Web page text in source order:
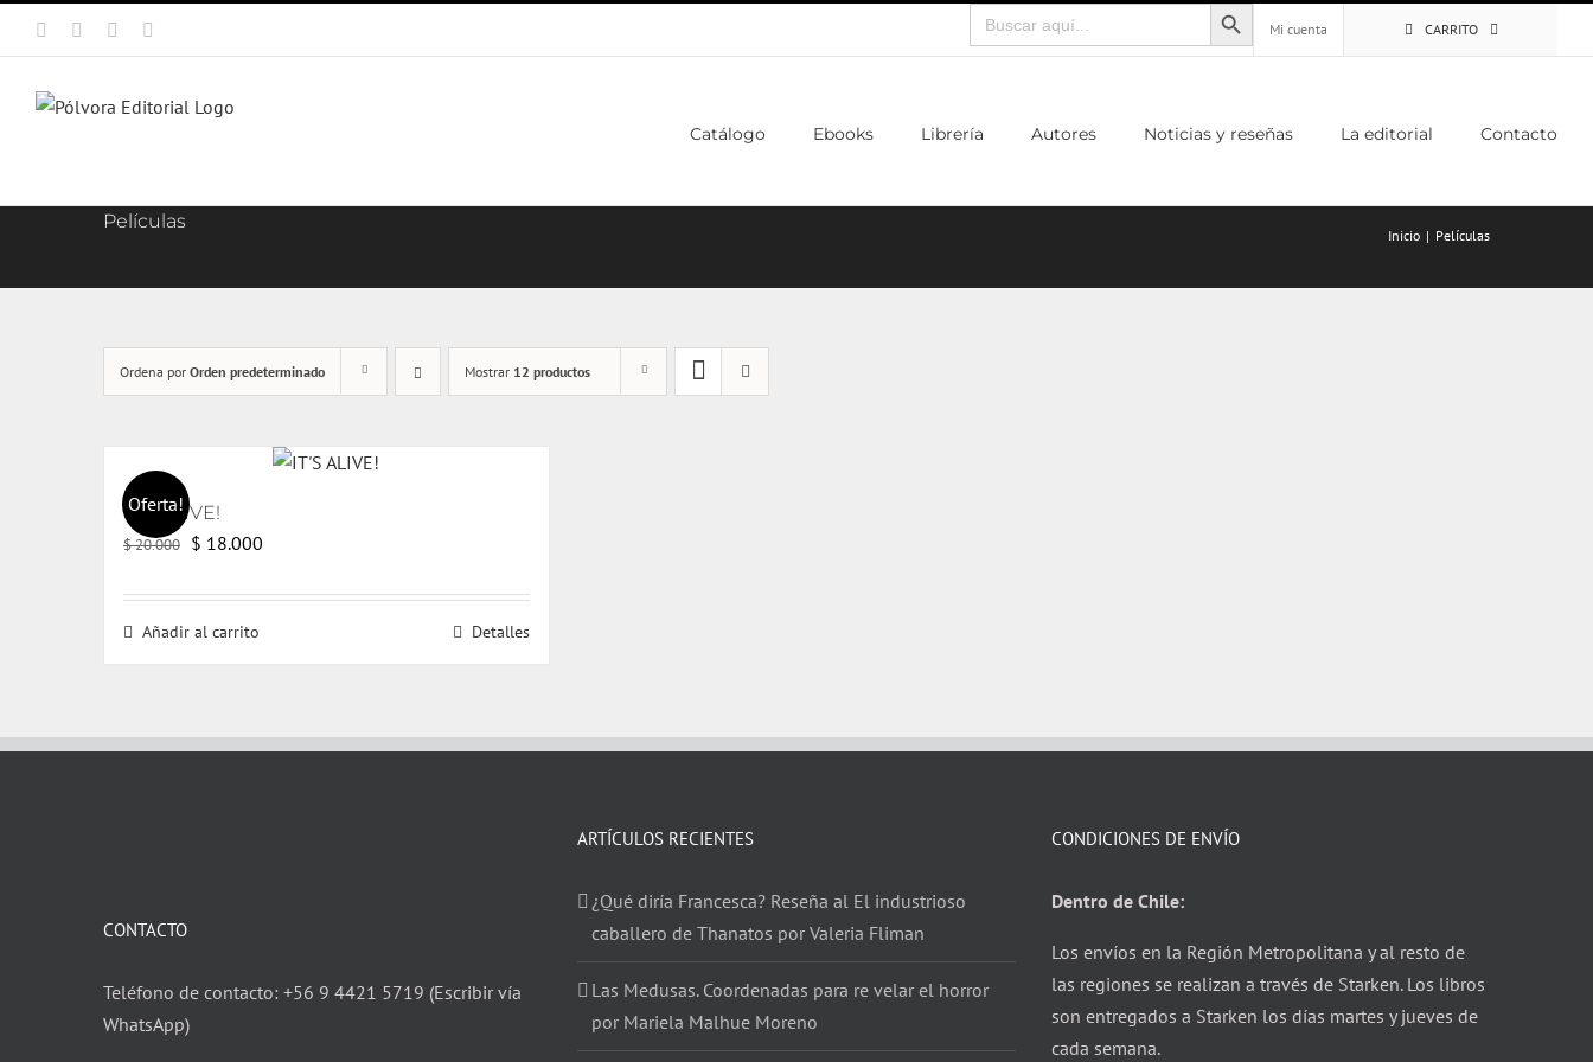
Facebook Instagram
Buscar:
Mi cuenta
CARRITO
Catálogo Ebooks Librería Autores Noticias y reseñas La editorial Contacto
Películas
Inicio Películas
Ordena por Orden predeterminado Mostrar 12 productos
Oferta!
IT’S ALIVE!
$20.000 El
original
era:
$ 18.000
actual
Añadir al carrito Detalles
CONTACTO
Teléfono de contacto: +56 9 4421 5719 (Escribir vía
WhatsApp)
ARTÍCULOS RECIENTES
¿Qué diría Francesca? Reseña al El industrioso
caballero de Thanatos por Valeria Fliman
Las Medusas. Coordenadas para re velar el horror
por Mariela Malhue Moreno
CONDICIONES DE ENVÍO
Dentro de Chile:
Los envíos en la Región Metropolitana y al resto de
las regiones se realizan a través de Starken. Los libros
son entregados a Starken los días martes y jueves de
cada semana.